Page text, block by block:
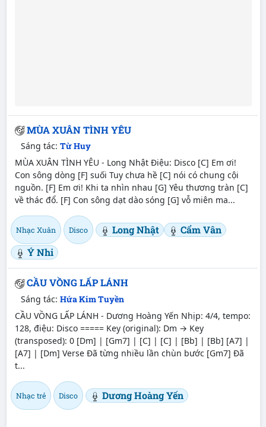
MÙA XUÂN TÌNH YÊU
Sáng tác: Từ Huy
MÙA XUÂN TÌNH YÊU - Long Nhật Điệu: Disco [C] Em ơi!
Con sông dòng [F] suối Tuy chưa hề [C] nói có chung cội
nguồn. [F] Em ơi! Khi ta nhìn nhau [G] Yêu thương tràn [C]
về thác đổ. [F] Con sông dạt dào sóng [G] vỗ miên ma...
Nhạc Xuân Disco Long Nhật
Cẩm Vân
Ý Nhi
CẦU VỒNG LẤP LÁNH
Sáng tác: Hứa Kim Tuyền
CẦU VỒNG LẤP LÁNH - Dương Hoàng Yến Nhịp: 4/4, tempo:
128, điệu: Disco ===== Key (original): Dm → Key
(transposed): 0 [Dm] | [Gm7] | [C] | [C] | [Bb] | [Bb] [A7] |
[A7] | [Dm] Verse Đã từng nhiều lần chùn bước [Gm7] Đã
t...
Nhạc trẻ Disco Dương Hoàng Yến